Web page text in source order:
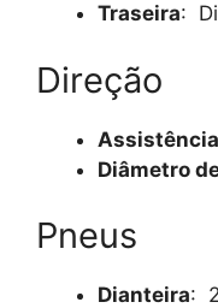
Traseira:
Direção
Assistência
Diâmetro
Pneus
Dianteira: